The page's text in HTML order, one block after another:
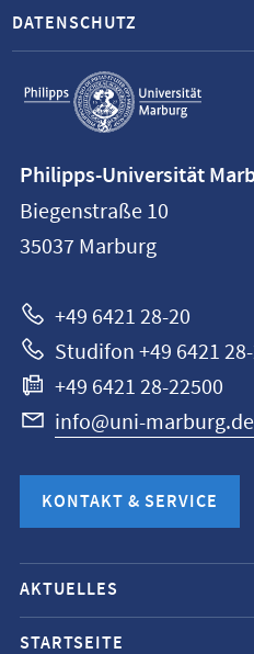
Service-
Navigation
DATENSCHUTZ
Philipps-
Universität
Marburg
Philipps-Universität
Biegenstraße 10
35037 Marburg
+49 6421 28-20
Studifon +49 6421
+49 6421 28-22500
info@uni-marburg.de
KONTAKT & SERVICE
Mobile-
Service-
Navigation
AKTUELLES
STARTSEITE